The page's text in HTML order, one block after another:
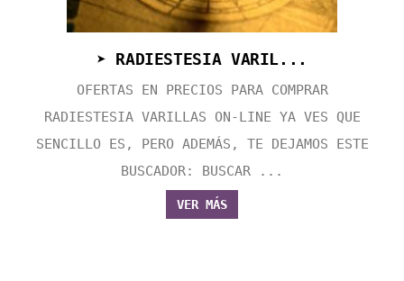
➤ RADIESTESIA VARIL...
OFERTAS EN PRECIOS PARA COMPRAR
RADIESTESIA VARILLAS ON-LINE YA VES QUE
SENCILLO ES, PERO ADEMÁS, TE DEJAMOS ESTE
BUSCADOR: BUSCAR ...
VER MÁS